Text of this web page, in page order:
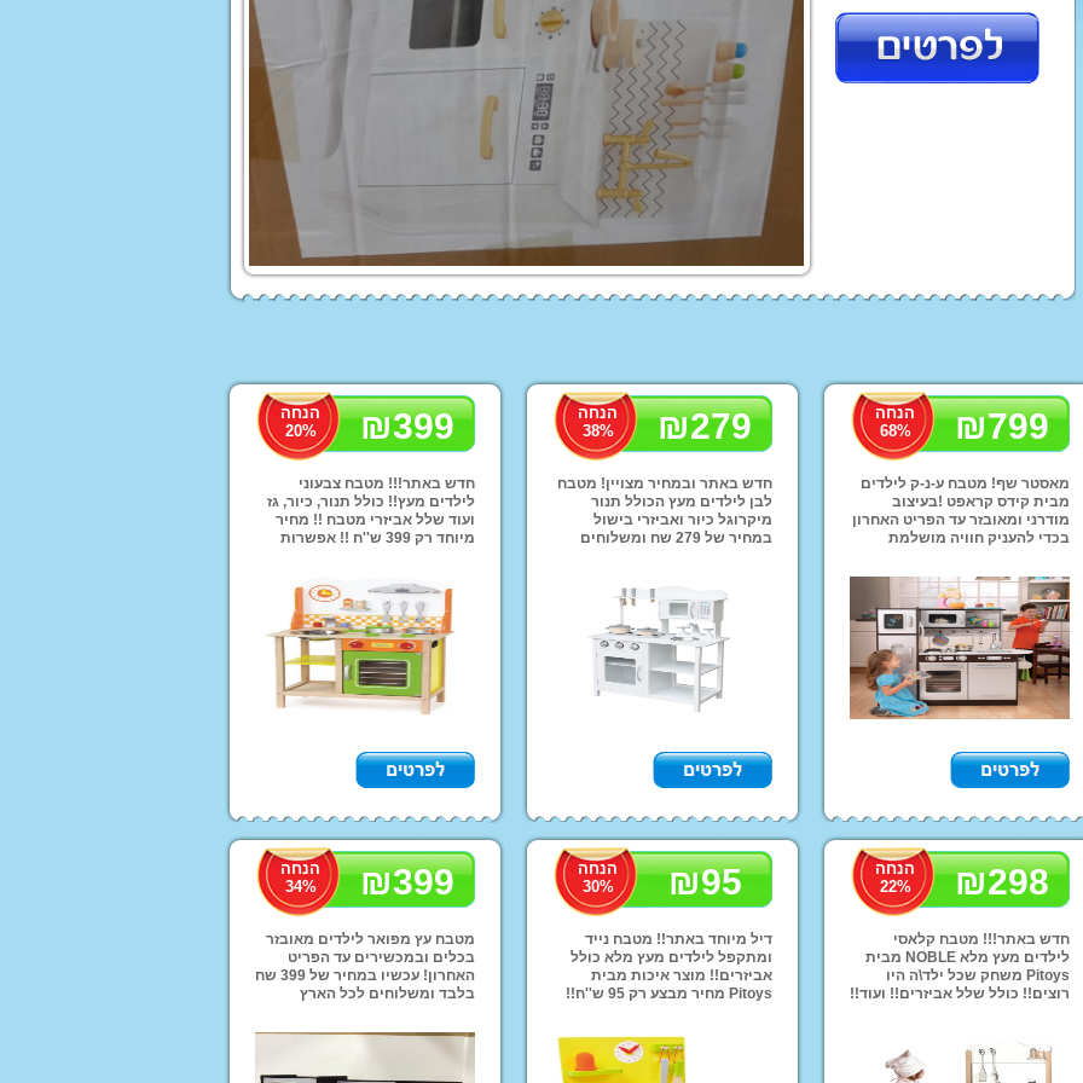
עגלת תינוק בבה קומפורט
עגלות סייבקס - CYBEX
עגלת תינוק ג'נה ריידר
ABC
טיולוני Baby Jogger
מצעים ממותגים
Hometex
נדנדה לתינוק בימבות ופדלים
טרקטור פדלים לילדים
ממונעים לילדים
טרקטורון ממונע לילדים
ג'יפ ממונע לילדים
רכבי יוקרה ממונעים
טרקטורון שטח לילדים
קורקינטים חשמליים
מוצרי הנקה והאכלה מזרונים ומשטחי פעילות
מזרני שינה
מוצרי אמבט ובטיחות
הליכון לתינוק
Mama Love
מיטות מעבר חדרי תינוקות וילדים
שידות החתלה
כיסאות ושולחן לילדים
₪799
הנחה
68%
מאסטר שף! מטבח ע-נ-ק לילדים
מבית קידס קראפט !בעיצוב
מודרני ומאובזר עד הפריט האחרון
בכדי להעניק חוויה מושלמת
799 ש"ח בלבד ומשלוחים לכל
הארץ!
₪279
הנחה
38%
חדש באתר ובמחיר מצויין! מטבח
לבן לילדים מעץ הכולל תנור
מיקרוגל כיור ואביזרי בישול
במחיר של 279 שח ומשלוחים
₪399
הנחה
20%
חדש באתר!!! מטבח צבעוני
לילדים מעץ!! כולל תנור, כיור, גז
ועוד שלל אביזרי מטבח !! מחיר
מיוחד רק 399 ש''ח !! אפשרות
₪298
הנחה
22%
חדש באתר!!! מטבח קלאסי
לילדים מעץ מלא NOBLE מבית
Pitoys משחק שכל ילד\ה היו
רוצים!! כולל שלל אביזרים!! ועוד!!
₪95
הנחה
30%
דיל מיוחד באתר!! מטבח נייד
ומתקפל לילדים מעץ מלא כולל
אביזרים!! מוצר איכות מבית
Pitoys מחיר מבצע רק 95 ש''ח!!
₪399
הנחה
34%
מטבח עץ מפואר לילדים מאובזר
בכלים ובמכשירים עד הפריט
האחרון! עכשיו במחיר של 399 שח
בלבד ומשלוחים לכל הארץ